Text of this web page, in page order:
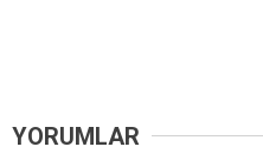
YORUMLAR